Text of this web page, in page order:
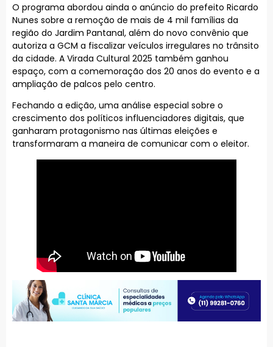
O programa abordou ainda o anúncio do prefeito Ricardo
Nunes sobre a remoção de mais de 4 mil famílias da
região do Jardim Pantanal, além do novo convênio que
autoriza a GCM a fiscalizar veículos irregulares no trânsito
da cidade. A Virada Cultural 2025 também ganhou
espaço, com a comemoração dos 20 anos do evento e a
ampliação de palcos pelo centro.
Fechando a edição, uma análise especial sobre o
crescimento dos políticos influenciadores digitais, que
ganharam protagonismo nas últimas eleições e
transformaram a maneira de comunicar com o eleitor.